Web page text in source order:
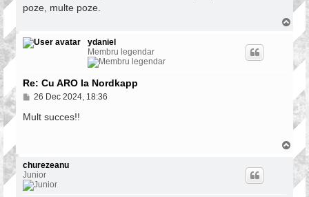
poze, multe poze.
p
ydaniel
Membru legendar
Re: Cu ARO la Nordkapp
P
s
26 Dec 2024, 18:36
Mult succes!!
o
churezeanu
Junior